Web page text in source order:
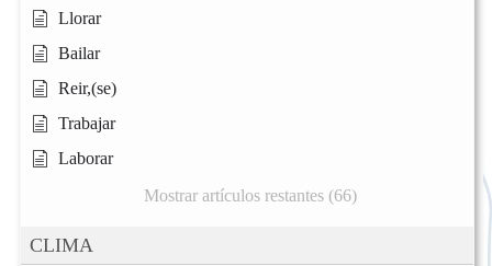
Llorar
Bailar
Reir,(se)
Trabajar
Laborar
Mostrar artículos restantes (66)
CLIMA